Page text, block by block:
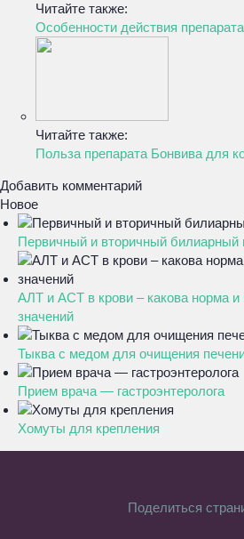
Читайте также:
Особенности действия
Читайте также:
Польза препарата Бонвива для
Добавить комментарий
Новое
Первичный и вторичный билиарный
АЛТ и АСТ в крови – какова норма
значений
Тыква с медом для очищения
Прием врача — гастроэнтеролога
Хомуты для крепления
Поделиться